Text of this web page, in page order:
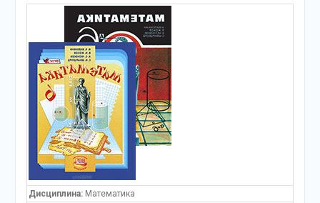
Дисциплина:Математика